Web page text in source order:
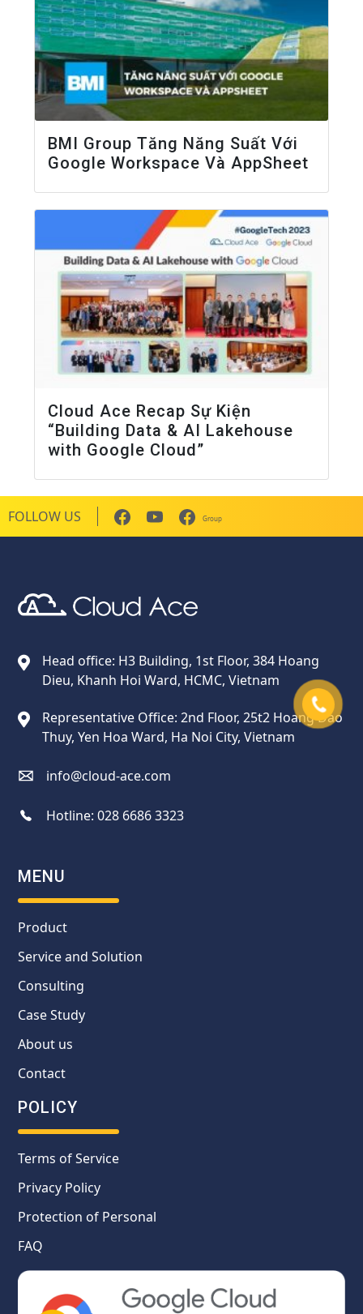
BMI Group Tăng Năng Suất Với
Google Workspace Và AppSheet
Cloud Ace Recap Sự Kiện
“Building Data & AI Lakehouse
with Google Cloud”
FOLLOW US Group
Head office: H3 Building, 1st Floor, 384 Hoang
Dieu, Khanh Hoi Ward, HCMC, Vietnam
Representative Office: 2nd Floor, 25t2 Hoang Dao
Thuy, Yen Hoa Ward, Ha Noi City, Vietnam
info@cloud-ace.com
Hotline:028 6686 3323
MENU
Product
Service and Solution
Consulting
Case Study
About us
Contact
POLICY
Terms of Service
Privacy Policy
Protection of Personal
FAQ